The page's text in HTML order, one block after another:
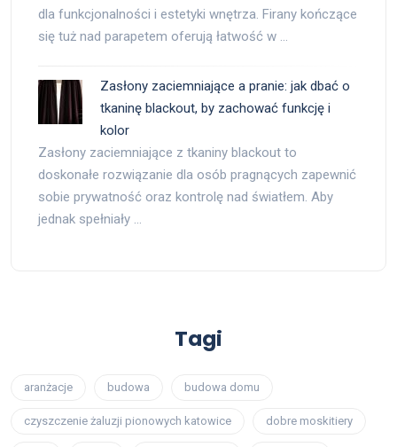
dla funkcjonalności i estetyki wnętrza. Firany kończące
się tuż nad parapetem oferują łatwość w …
Zasłony zaciemniające a pranie: jak dbać o
tkaninę blackout, by zachować funkcję i
kolor
Zasłony zaciemniające z tkaniny blackout to
doskonałe rozwiązanie dla osób pragnących zapewnić
sobie prywatność oraz kontrolę nad światłem. Aby
jednak spełniały …
Tagi
aranżacje budowa budowa domu
czyszczenie żaluzji pionowych katowice dobre moskitiery